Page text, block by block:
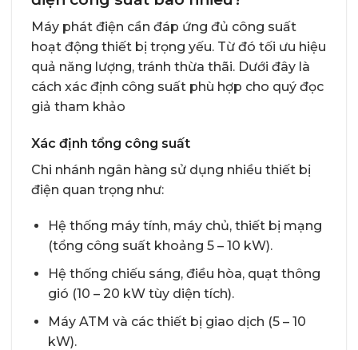
Máy phát điện cần đáp ứng đủ công suất
hoạt động thiết bị trọng yếu. Từ đó tối ưu hiệu
quả năng lượng, tránh thừa thãi. Dưới đây là
cách xác định công suất phù hợp cho quý đọc
giả tham khảo
Xác định tổng công suất
Chi nhánh ngân hàng sử dụng nhiều thiết bị
điện quan trọng như:
Hệ thống máy tính, máy chủ, thiết bị mạng
(tổng công suất khoảng 5 – 10 kW).
Hệ thống chiếu sáng, điều hòa, quạt thông
gió (10 – 20 kW tùy diện tích).
Máy ATM và các thiết bị giao dịch (5 – 10
kW).